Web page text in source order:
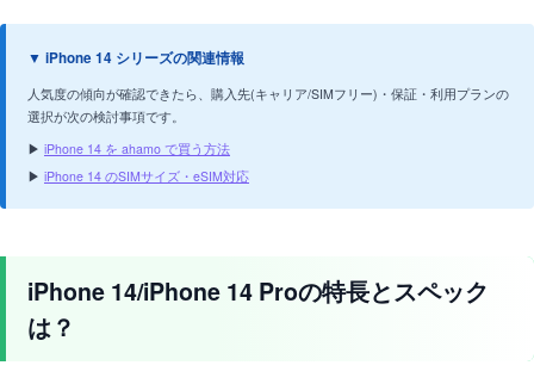
▼ iPhone 14 シリーズの関連情報
人気度の傾向が確認できたら、購入先(キャリア/SIMフリー)・保証・利用プランの
選択が次の検討事項です。
▶ iPhone 14 を ahamo で買う方法
▶ iPhone 14 のSIMサイズ・eSIM対応
iPhone 14/iPhone 14 Proの特長とスペック
は？